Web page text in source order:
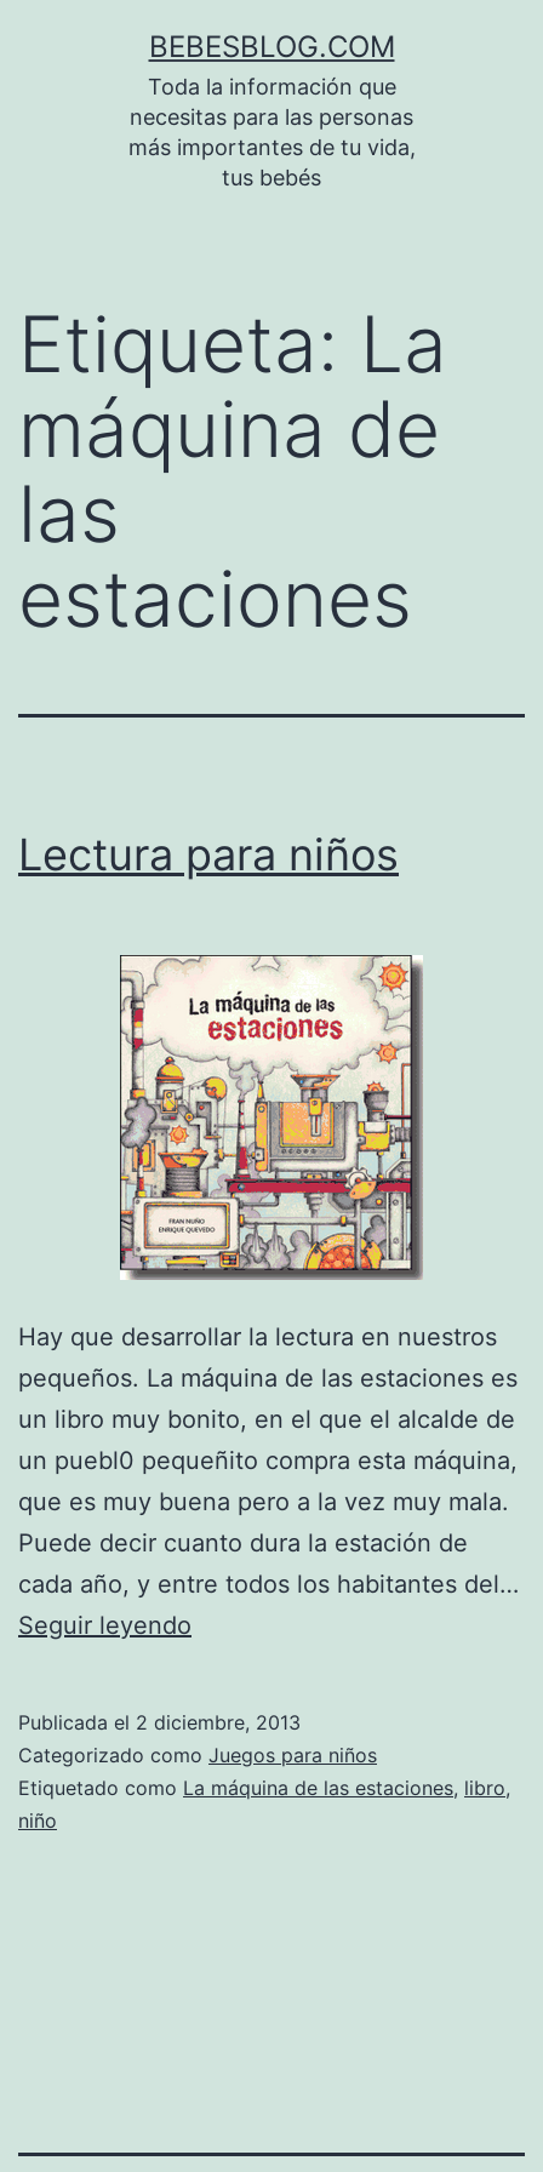
BEBESBLOG.COM
Toda la información que
necesitas para las personas
más importantes de tu vida,
tus bebés
Etiqueta: La
máquina de
las
estaciones
Lectura para niños
Hay que desarrollar la lectura en nuestros
pequeños. La máquina de las estaciones es
un libro muy bonito, en el que el alcalde de
un puebl0 pequeñito compra esta máquina,
que es muy buena pero a la vez muy mala.
Puede decir cuanto dura la estación de
cada año, y entre todos los habitantes del…
Seguir leyendo
Publicada el 2 diciembre, 2013
Categorizado como Juegos para niños
Etiquetado como La máquina de las estaciones, libro,
niño